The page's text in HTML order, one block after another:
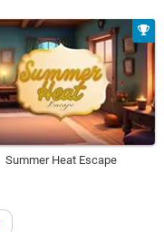
Summer Heat Escape